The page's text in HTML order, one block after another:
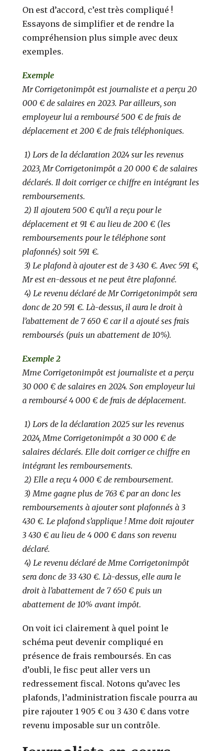
On est d’accord, c’est très compliqué !
Essayons de simplifier et de rendre la
compréhension plus simple avec deux
exemples.
Exemple
Mr Corrigetonimpôt est journaliste et a perçu 20
000 € de salaires en 2023. Par ailleurs, son
employeur lui a remboursé 500 € de frais de
déplacement et 200 € de frais téléphoniques.
1) Lors de la déclaration 2024 sur les revenus
2023, Mr Corrigetonimpôt a 20 000 € de salaires
déclarés. Il doit corriger ce chiffre en intégrant les
remboursements.
2) Il ajoutera 500 € qu’il a reçu pour le
déplacement et 91 € au lieu de 200 € (les
remboursements pour le téléphone sont
plafonnés) soit 591 €.
3) Le plafond à ajouter est de 3 430 €. Avec 591 €,
Mr est en-dessous et ne peut être plafonné.
4) Le revenu déclaré de Mr Corrigetonimpôt sera
donc de 20 591 €. Là-dessus, il aura le droit à
l’abattement de 7 650 € car il a ajouté ses frais
remboursés (puis un abattement de 10%).
Exemple 2
Mme Corrigetonimpôt est journaliste et a perçu
30 000 € de salaires en 2024. Son employeur lui
a remboursé 4 000 € de frais de déplacement.
1) Lors de la déclaration 2025 sur les revenus
2024, Mme Corrigetonimpôt a 30 000 € de
salaires déclarés. Elle doit corriger ce chiffre en
intégrant les remboursements.
2) Elle a reçu 4 000 € de remboursement.
3) Mme gagne plus de 763 € par an donc les
remboursements à ajouter sont plafonnés à 3
430 €. Le plafond s’applique ! Mme doit rajouter
3 430 € au lieu de 4 000 € dans son revenu
déclaré.
4) Le revenu déclaré de Mme Corrigetonimpôt
sera donc de 33 430 €. Là-dessus, elle aura le
droit à l’abattement de 7 650 € puis un
abattement de 10% avant impôt.
On voit ici clairement à quel point le
schéma peut devenir compliqué en
présence de frais remboursés. En cas
d’oubli, le fisc peut aller vers un
redressement fiscal. Notons qu’avec les
plafonds, l’administration fiscale pourra au
pire rajouter 1 905 € ou 3 430 € dans votre
revenu imposable sur un contrôle.